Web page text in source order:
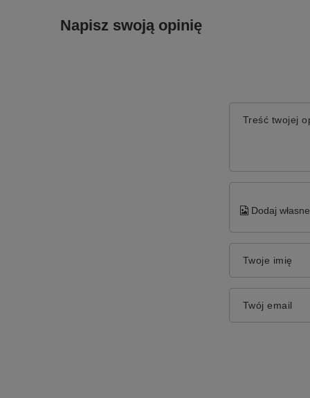
Napisz swoją opinię
Treść twojej
Dodaj
Twoje imię
Twój email